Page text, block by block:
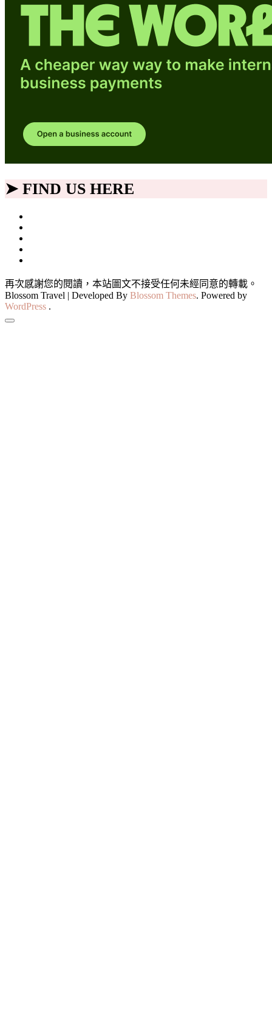
➤ FIND US HERE
再次感謝您的閱讀，本站圖文不接受任何未經同意的轉載。
Blossom Travel | Developed By Blossom Themes. Powered by
WordPress .